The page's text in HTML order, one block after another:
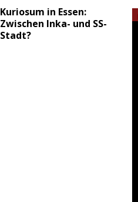
Kuriosum in Essen:
Zwischen Inka- und SS-
Stadt?